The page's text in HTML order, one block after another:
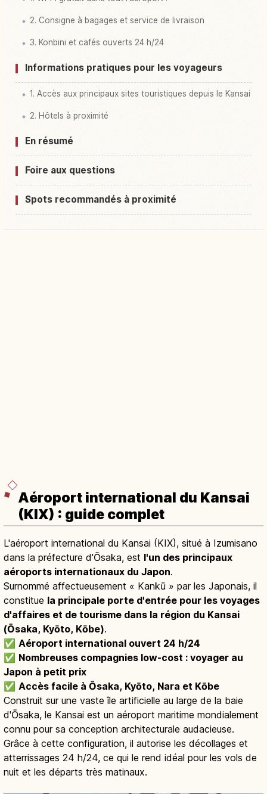
2. Consigne à bagages et service de livraison
3. Konbini et cafés ouverts 24 h/24
Informations pratiques pour les voyageurs
1. Accès aux principaux sites touristiques depuis le Kansai
2. Hôtels à proximité
En résumé
Foire aux questions
Spots recommandés à proximité
Aéroport international du Kansai
(KIX) : guide complet
L'aéroport international du Kansai (KIX), situé à Izumisano
dans la préfecture d'Ōsaka, est l'un des principaux
aéroports internationaux du Japon.
Surnommé affectueusement « Kankū » par les Japonais, il
constitue la principale porte d'entrée pour les voyages
d'affaires et de tourisme dans la région du Kansai
(Ōsaka, Kyōto, Kōbe).
✅ Aéroport international ouvert 24 h/24
✅ Nombreuses compagnies low-cost : voyager au
Japon à petit prix
✅ Accès facile à Ōsaka, Kyōto, Nara et Kōbe
Construit sur une vaste île artificielle au large de la baie
d'Ōsaka, le Kansai est un aéroport maritime mondialement
connu pour sa conception architecturale audacieuse.
Grâce à cette configuration, il autorise les décollages et
atterrissages 24 h/24, ce qui le rend idéal pour les vols de
nuit et les départs très matinaux.